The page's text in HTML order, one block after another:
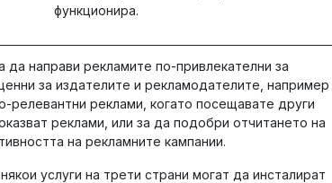
функционира.
да направи рекламите по-привлекателни за
за издателите и рекламодателите, например
релевантни реклами, когато посещавате други
реклами, или за да подобри отчитането на
на рекламните кампании.
услуги на трети страни могат да инсталират